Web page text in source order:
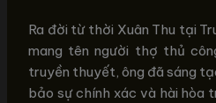
Ra đời từ thời Xuân Thu tại
mang tên người thợ thủ
truyền thuyết, ông đã sáng
bảo sự chính xác và hài hòa